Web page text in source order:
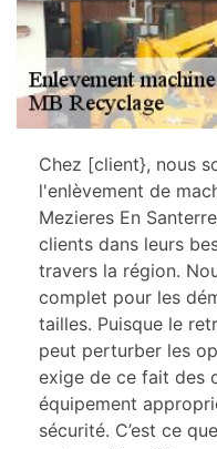
Chez [client}, nous
l'enlèvement de
Mezieres En
clients dans leurs
travers la région.
complet pour les
tailles. Puisque le
peut perturber les
exige de ce fait des
équipement
sécurité. C’est ce